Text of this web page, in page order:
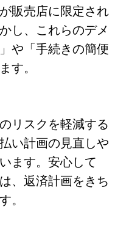
販売店に限定され
し、これらのデメ
や「手続きの簡便
す。
リスクを軽減する
い計画の見直しや
ます。安心して
、返済計画をきち
。